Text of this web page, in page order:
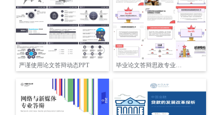
严谨使用论文答辩动态PPT 毕业论文答辩思政专业简约几何线条